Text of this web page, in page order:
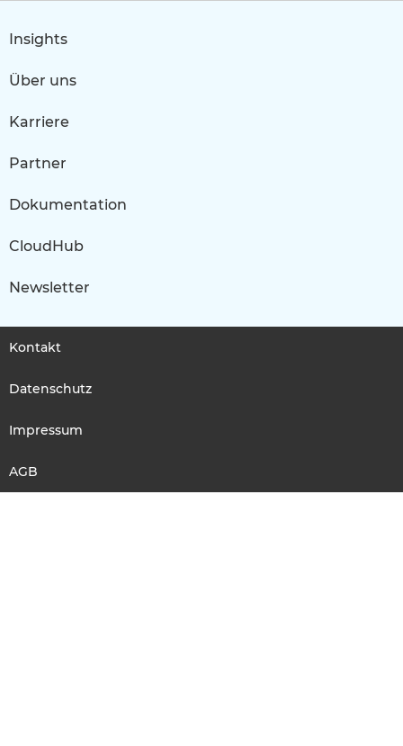
Insights
Über uns
Karriere
Partner
Dokumentation
CloudHub
Newsletter
Kontakt
Datenschutz
Impressum
AGB